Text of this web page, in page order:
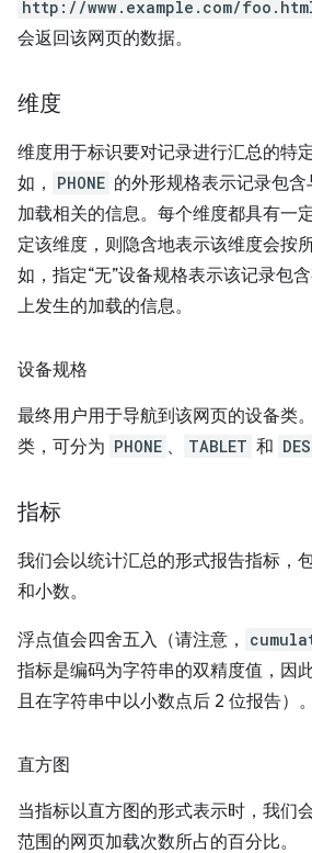
http://www.example.com/
会返回该网页的数据。
维度
维度用于标识要对记录进行汇总的特
如，
PHONE 的外形规格表示记录包
加载相关的信息。每个维度都具有一
定该维度，则隐含地表示该维度会按
如，指定“无”设备规格表示该记录包
上发生的加载的信息。
设备规格
最终用户用于导航到该网页的设备类
类，可分为 PHONE 、 TABLET 和
指标
我们会以统计汇总的形式报告指标，
和小数。
浮点值会四舍五入（请注意，
指标是编码为字符串的双精度值，因
且在字符串中以小数点后 2 位报告）。
直方图
当指标以直方图的形式表示时，我们
范围的网页加载次数所占的百分比。